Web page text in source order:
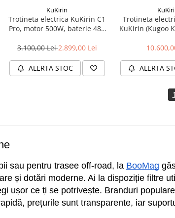
KuKirin
Trotineta electrica KuKirin C1
Pro, motor 500W, baterie 48V
3.100,00 Lei2.899,00 Lei
ALERTA STOC
Trotineta
KuKirin (Kugoo
autonomie max
ALERTA
1
sau pentru trasee off-road, la BooMag
și dotări moderne. Ai la dispoziție filtre
ușor ce ți se potrivește. Branduri
prețurile sunt transparente, iar